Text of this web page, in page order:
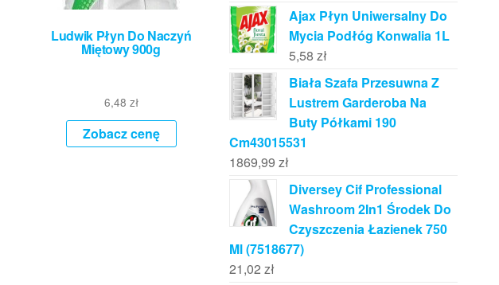
Ludwik Płyn Do Naczyń
Miętowy 900g
6,48 zł
Zobacz cenę
Ajax Płyn Uniwersalny Do
Mycia Podłóg Konwalia 1L
5,58 zł
Biała Szafa Przesuwna Z
Lustrem Garderoba Na
Buty Półkami 190
Cm43015531
1869,99 zł
Diversey Cif Professional
Washroom 2In1 Środek Do
Czyszczenia Łazienek 750
Ml (7518677)
21,02 zł